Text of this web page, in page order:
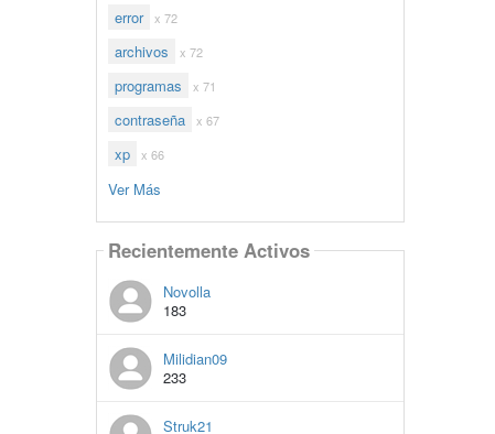
error x 72
archivos x 72
programas x 71
contraseña x 67
xp x 66
Ver Más
Recientemente Activos
Novolla
183
Milidian09
233
Struk21